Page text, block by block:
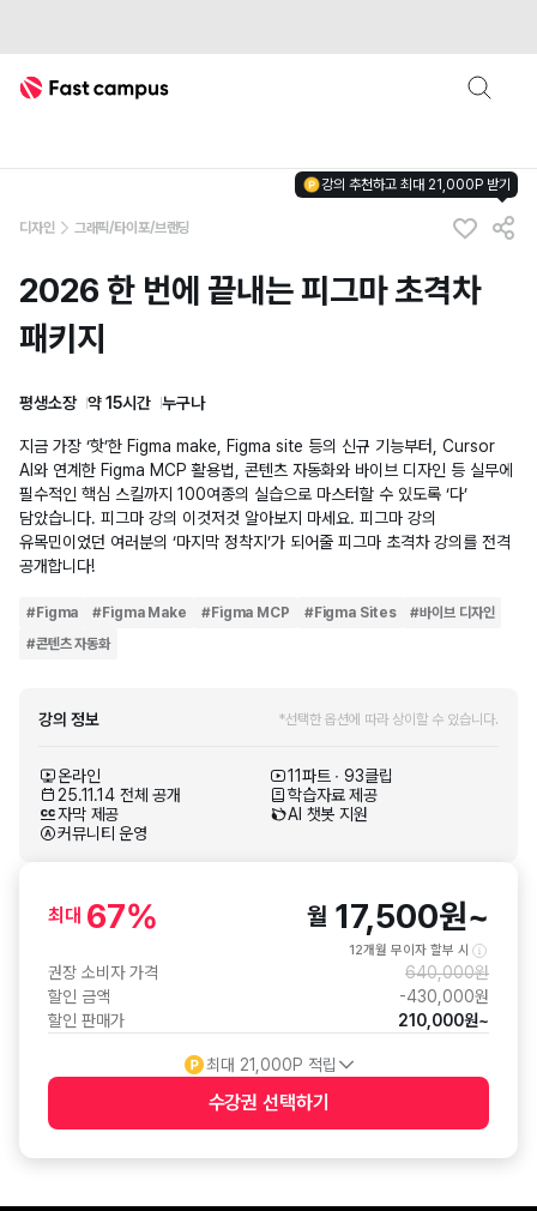
Fast Campus
디자인 그래픽/타이포/브랜딩
강의 추천하고 최대 21,000P 받기
2026 한 번에 끝내는 피그마 초격차
패키지
평생소장 약 15시간 누구나
지금 가장 ‘핫’한 Figma make, Figma site 등의 신규 기능부터, Cursor
AI와 연계한 Figma MCP 활용법, 콘텐츠 자동화와 바이브 디자인 등 실무에
필수적인 핵심 스킬까지 100여종의 실습으로 마스터할 수 있도록 ‘다’
담았습니다. 피그마 강의 이것저것 알아보지 마세요. 피그마 강의
유목민이었던 여러분의 ‘마지막 정착지’가 되어줄 피그마 초격차 강의를 전격
공개합니다!
#Figma #Figma Make #Figma MCP #Figma Sites #바이브 디자인
#콘텐츠 자동화
강의 정보 *선택한 옵션에 따라 상이할 수 있습니다.
온라인
11파트 ∙ 93클립
25.11.14 전체 공개
학습자료 제공
자막 제공
AI 챗봇 지원
커뮤니티 운영
최대 67% 월 17,500원~
12개월 무이자 할부 시
권장 소비자 가격 640,000원
할인 금액
-430,000원
할인 판매가
210,000원~
최대 21,000P 적립
수강권 선택하기